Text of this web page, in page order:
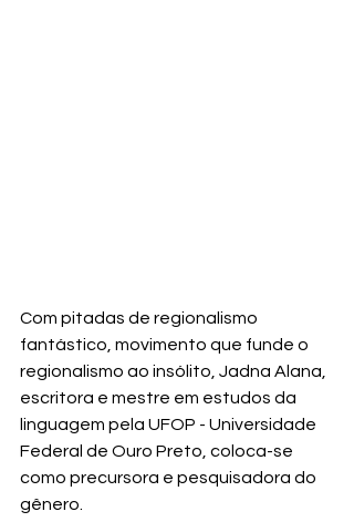
Com pitadas de regionalismo
fantástico, movimento que funde o
regionalismo ao insólito, Jadna Alana,
escritora e mestre em estudos da
linguagem pela UFOP - Universidade
Federal de Ouro Preto, coloca-se
como precursora e pesquisadora do
gênero.